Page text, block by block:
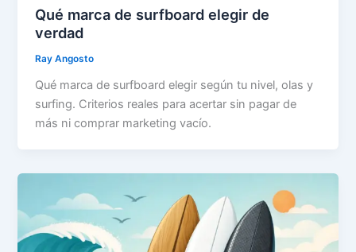
Qué marca de surfboard elegir de
verdad
Ray Angosto
Qué marca de surfboard elegir según tu nivel, olas y
surfing. Criterios reales para acertar sin pagar de
más ni comprar marketing vacío.